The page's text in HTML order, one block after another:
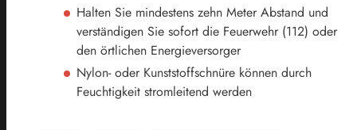
Halten Sie mindestens zehn Meter Abstand und
verständigen Sie sofort die Feuerwehr (112) oder
den örtlichen Energieversorger
Nylon- oder Kunststoffschnüre können durch
Feuchtigkeit stromleitend werden